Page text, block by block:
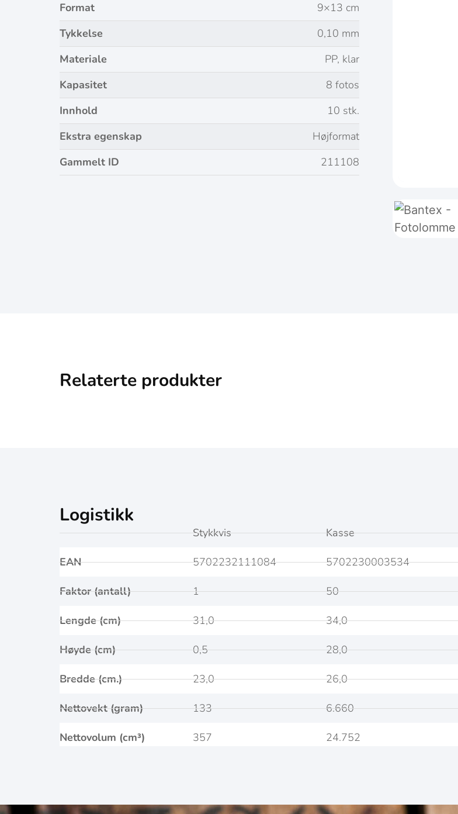
Format
9×13 cm
Tykkelse
0,10 mm
Materiale
PP, klar
Kapasitet
8 fotos
Innhold
10 stk.
Ekstra egenskap
Højformat
Gammelt ID
211108
Relaterte produkter
Logistikk
EAN
Faktor (antall)
Lengde (cm)
Høyde (cm)
Bredde (cm.)
Nettovekt (gram)
Nettovolum (cm³)
Stykkvis
5702232111084
1
31,0
0,5
23,0
133
357
Kasse
5702230003534
50
34,0
28,0
26,0
6.660
24.752